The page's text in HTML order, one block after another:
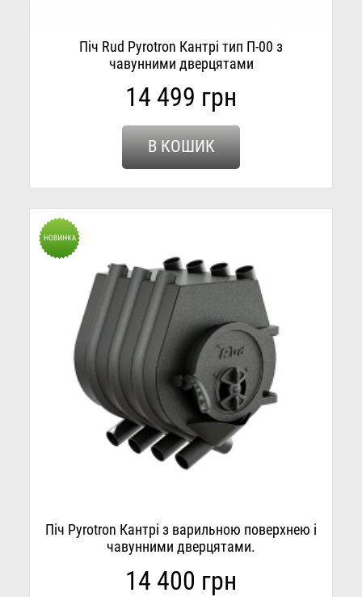
Піч Rud Pyrotron Кантрі тип П-00 з
чавунними дверцятами
14 499 грн
В КОШИК
Піч Pyrotron Кантрі з варильною поверхнею і
чавунними дверцятами.
14 400 грн